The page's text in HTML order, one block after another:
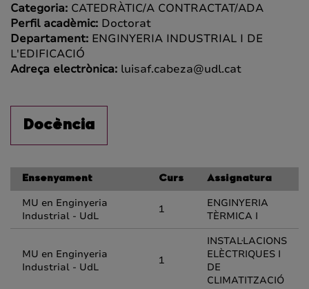
Categoria: CATEDRÀTIC/A CONTRACTAT/ADA
Perfil acadèmic: Doctorat
Departament: ENGINYERIA INDUSTRIAL I DE
L'EDIFICACIÓ
Adreça electrònica: luisaf.cabeza@udl.cat
Docència
Ensenyament Curs Assignatura
MU en Enginyeria
Industrial - UdL
1
ENGINYERIA
TÈRMICA I
MU en Enginyeria
Industrial - UdL
1
INSTAL·LACIONS
ELÈCTRIQUES I
DE
CLIMATITZACIÓ